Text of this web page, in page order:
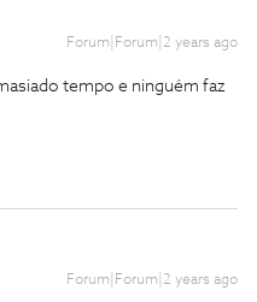
Forum|Forum|2 years ago
tempo e ninguém faz
Forum|Forum|2 years ago